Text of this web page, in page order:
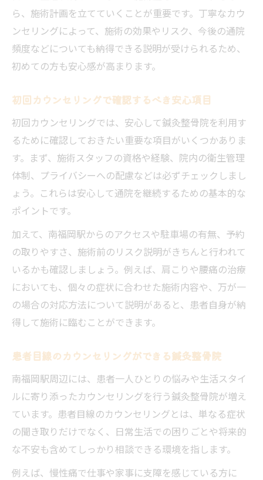
ら、施術計画を立てていくことが重要です。丁寧なカウ
ンセリングによって、施術の効果やリスク、今後の通院
頻度などについても納得できる説明が受けられるため、
初めての方も安心感が高まります。
初回カウンセリングで確認するべき安心項目
初回カウンセリングでは、安心して鍼灸整骨院を利用す
るために確認しておきたい重要な項目がいくつかありま
す。まず、施術スタッフの資格や経験、院内の衛生管理
体制、プライバシーへの配慮などは必ずチェックしまし
ょう。これらは安心して通院を継続するための基本的な
ポイントです。
加えて、南福岡駅からのアクセスや駐車場の有無、予約
の取りやすさ、施術前のリスク説明がきちんと行われて
いるかも確認しましょう。例えば、肩こりや腰痛の治療
においても、個々の症状に合わせた施術内容や、万が一
の場合の対応方法について説明があると、患者自身が納
得して施術に臨むことができます。
患者目線のカウンセリングができる鍼灸整骨院
南福岡駅周辺には、患者一人ひとりの悩みや生活スタイ
ルに寄り添ったカウンセリングを行う鍼灸整骨院が増え
ています。患者目線のカウンセリングとは、単なる症状
の聞き取りだけでなく、日常生活での困りごとや将来的
な不安も含めてしっかり相談できる環境を指します。
例えば、慢性痛で仕事や家事に支障を感じている方に